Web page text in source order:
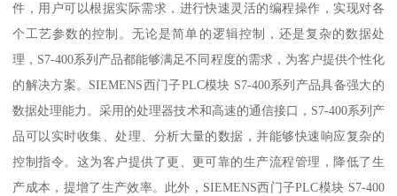
件，用户可以根据实际需求，进行快速灵活的编程操作，实现对各
个工艺参数的控制。无论是简单的逻辑控制，还是复杂的数据处
理，S7-400系列产品都能够满足不同程度的需求，为客户提供个性化
的解决方案。SIEMENS西门子PLC模块 S7-400系列产品具备强大的
数据处理能力。采用的处理器技术和高速的通信接口，S7-400系列产
品可以实时收集、处理、分析大量的数据，并能够快速响应复杂的
控制指令。这为客户提供了更、更可靠的生产流程管理，降低了生
产成本，提增了生产效率。此外，SIEMENS西门子PLC模块 S7-400